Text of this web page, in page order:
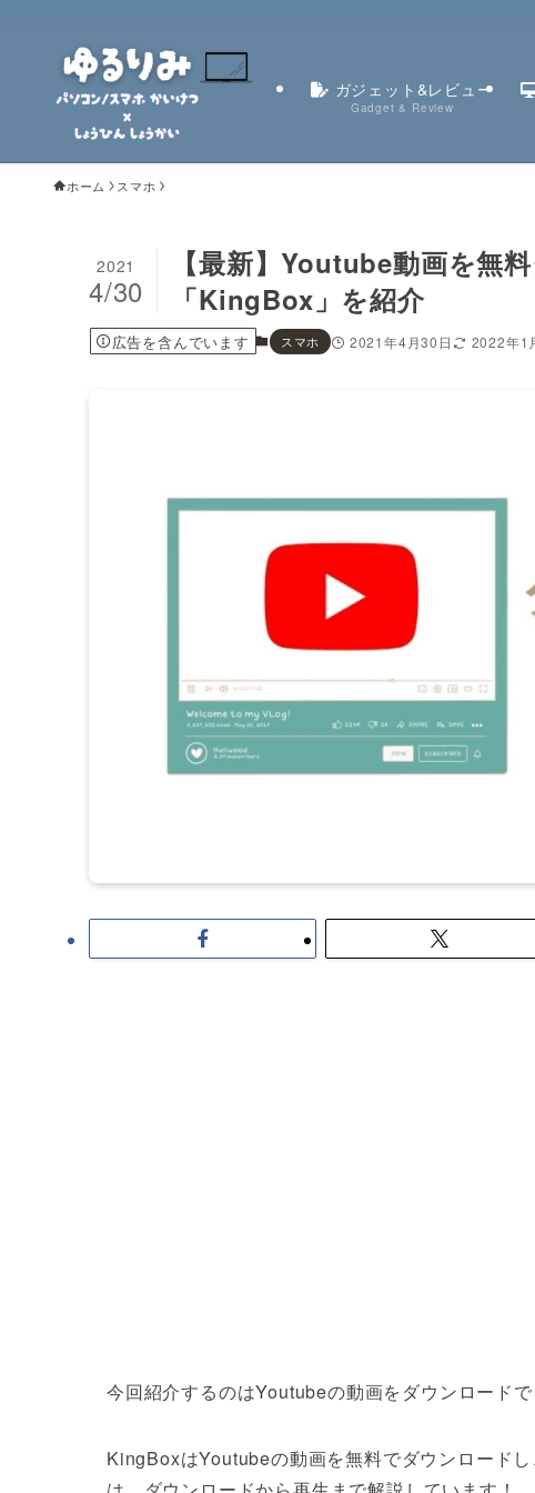
ガジェット&レビュー
Gadget & Review
ホーム スマホ
【最新】Youtube動画を無
「KingBox」を紹介
2021
4/30
広告を含んでいます スマホ 2021年4月30日 2022年1
今回紹介するのはYoutubeの動画をダウンロード
KingBoxはYoutubeの動画を無料でダウンロード